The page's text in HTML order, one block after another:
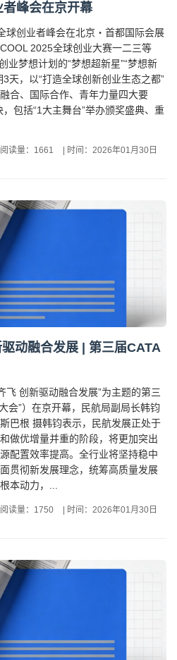
峰会在京开幕
球创业者峰会在北京・首都国际会展
2025全球创业大赛一二三等
业梦想计划的“梦想超新星”“梦想新
天，以“打造全球创新创业生态之都”
合、国际合作、青年力量四大要
包括“1大主舞台”举办颁奖盛典、重
阅读量：1661 时间：2026年01月30日
动融合发展 | 第三届CATA
飞 创新驱动融合发展”为主题的第三
会”）在京开幕，民航局副局长韩钧
巴根 摄韩钧表示，民航发展正处于
做优增量并重的阶段，将更加突出
配置效率提高。全行业将坚持稳中
贯彻新发展理念，统筹高质量发展
本动力，...
阅读量：1750 时间：2026年01月30日